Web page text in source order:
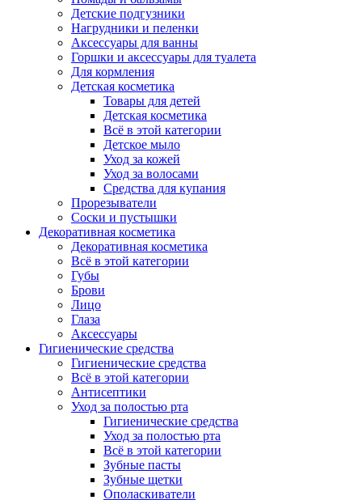
Детские подгузники
Нагрудники и пеленки
Аксессуары для ванны
Горшки и аксессуары для туалета
Для кормления
Детская косметика
Товары для детей
Детская косметика
Всё в этой категории
Детское мыло
Уход за кожей
Уход за волосами
Средства для купания
Прорезыватели
Соски и пустышки
Декоративная косметика
Декоративная косметика
Всё в этой категории
Губы
Брови
Лицо
Глаза
Аксессуары
Гигиенические средства
Гигиенические средства
Всё в этой категории
Антисептики
Уход за полостью рта
Гигиенические средства
Уход за полостью рта
Всё в этой категории
Зубные пасты
Зубные щетки
Ополаскиватели